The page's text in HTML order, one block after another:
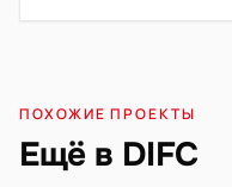
ПОХОЖИЕ ПРОЕКТЫ
Ещё в DIFC